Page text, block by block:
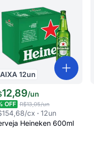
12un
12,89/un
OFF R$13,05/un
/cx 12un
Heineken 600ml